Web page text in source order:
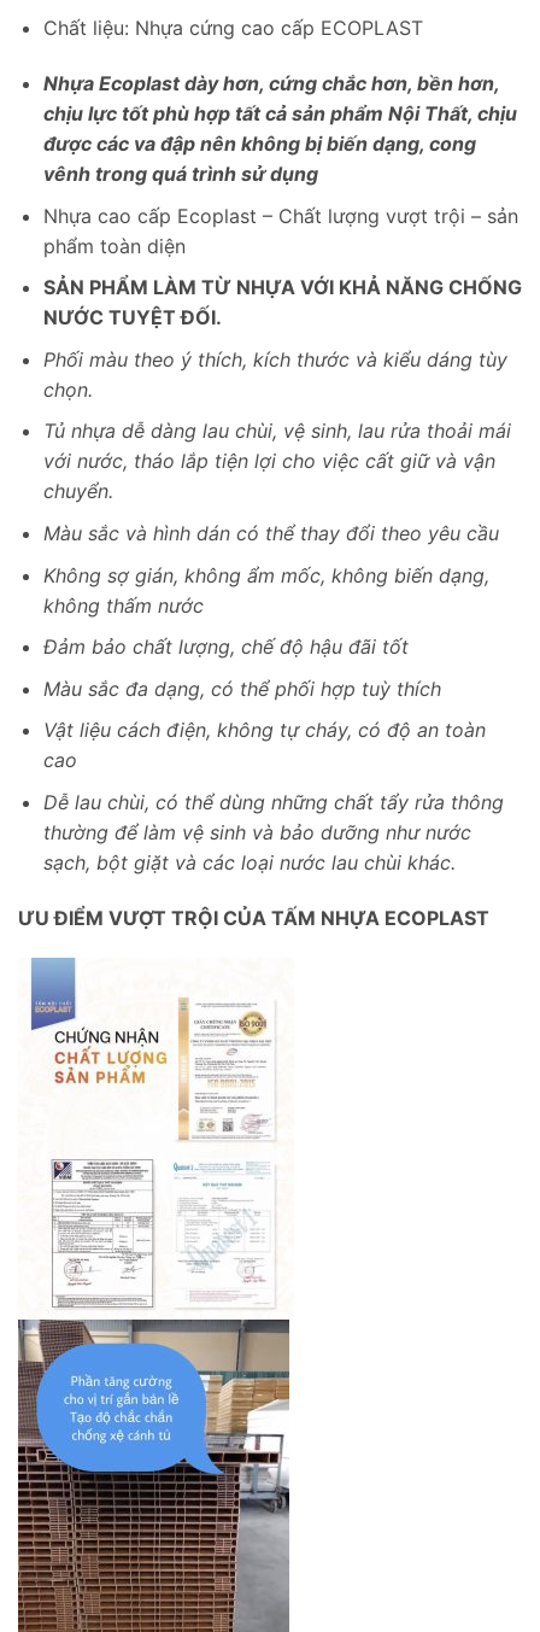
Chất liệu: Nhựa cứng cao cấp ECOPLAST
Nhựa Ecoplast dày hơn, cứng chắc hơn, bền hơn,
chịu lực tốt phù hợp tất cả sản phẩm Nội Thất, chịu
được các va đập nên không bị biến dạng, cong
vênh trong quá trình sử dụng
Nhựa cao cấp Ecoplast – Chất lượng vượt trội – sản
phẩm toàn diện
SẢN PHẨM LÀM TỪ NHỰA VỚI KHẢ NĂNG CHỐNG
NƯỚC TUYỆT ĐỐI.
Phối màu theo ý thích, kích thước và kiểu dáng tùy
chọn.
Tủ nhựa dễ dàng lau chùi, vệ sinh, lau rửa thoải mái
với nước, tháo lắp tiện lợi cho việc cất giữ và vận
chuyển.
Màu sắc và hình dán có thể thay đổi theo yêu cầu
Không sợ gián, không ẩm mốc, không biến dạng,
không thấm nước
Đảm bảo chất lượng, chế độ hậu đãi tốt
Màu sắc đa dạng, có thể phối hợp tuỳ thích
Vật liệu cách điện, không tự cháy, có độ an toàn
cao
Dễ lau chùi, có thể dùng những chất tẩy rửa thông
thường để làm vệ sinh và bảo dưỡng như nước
sạch, bột giặt và các loại nước lau chùi khác.
ƯU ĐIỂM VƯỢT TRỘI CỦA TẤM NHỰA ECOPLAST